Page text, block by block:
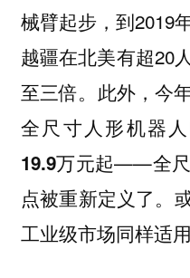
械臂起步，到2019
越疆在北美有超20
至三倍。此外，今
全尺寸人形机器
19.9万元起——全尺
点被重新定义了。
工业级市场同样适用